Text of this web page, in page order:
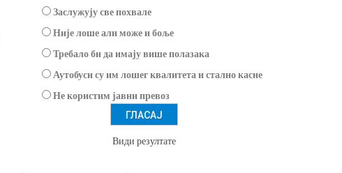
Заслужују све похвале
Није лоше али може и боље
Требало би да имају више полазака
Аутобуси су им лошег квалитета и стално касне
Не користим јавни превоз
Види резултате